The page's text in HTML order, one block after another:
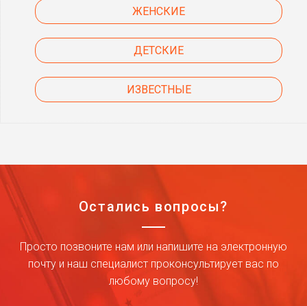
ЖЕНСКИЕ
ДЕТСКИЕ
ИЗВЕСТНЫЕ
Остались вопросы?
Просто позвоните нам или напишите на электронную
почту и наш специалист проконсультирует вас по
любому вопросу!